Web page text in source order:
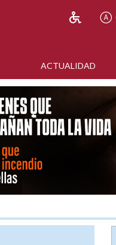
ACTUALIDAD